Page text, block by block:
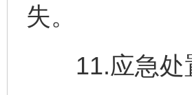
失。
11.应急处置